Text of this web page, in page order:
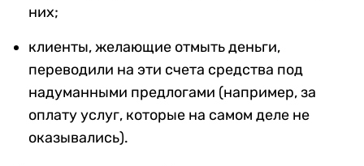
них;
клиенты, желающие отмыть деньги,
переводили на эти счета средства под
надуманными предлогами (например, за
оплату услуг, которые на самом деле не
оказывались).